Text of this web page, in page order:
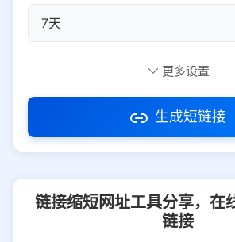
访问密码
更多设置
生成短链接
链接缩短网址工具分享，在
链接